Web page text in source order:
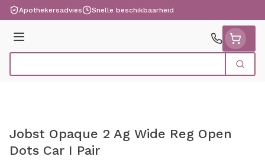
Ga naar de inhoud
Apothekersadvies Snelle beschikbaarheid
Menu
Zoek
Jobst Opaque 2 Ag Wide Reg Open
Dots Car I Pair